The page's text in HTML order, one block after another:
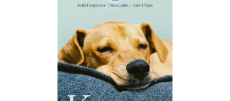
Biograafiad (229)
Eesti kirjandus (1774)
Ettevõtlus (30)
Filoloogia (121)